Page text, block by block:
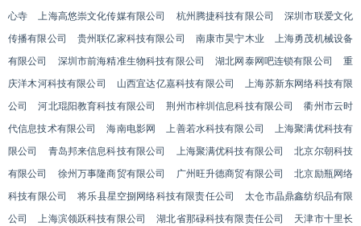
心寺
上海高悠崇文化传媒有限公司 杭州腾捷科技有限公司
深圳市联爱文化
传播有限公司
贵州联亿家科技有限公司 南康市昊宁木业
上海勇茂机械设备
有限公司
深圳市前海精准生物科技有限公司 湖北网泰网吧连锁有限公司
重
庆洋木河科技有限公司
山西宜达亿嘉科技有限公司
上海苏新东网络科技有限
公司
河北琨阳教育科技有限公司 荆州市梓圳信息科技有限公司
衢州市云时
代信息技术有限公司
海南电影网 上善若水科技有限公司
上海聚满优科技有
限公司
青岛邦来信息科技有限公司 上海聚满优科技有限公司
北京尔朝科技
有限公司
徐州万事隆商贸有限公司 广州旺升德商贸有限公司
北京励瓶网络
科技有限公司
将乐县星空捌网络科技有限责任公司
太仓市晶鼎鑫纺织品有限
公司
上海滨领跃科技有限公司 湖北省那碌科技有限责任公司
天津市十里长